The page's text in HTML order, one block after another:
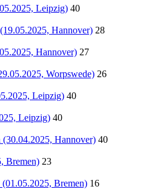
Leipzig) 40
Hannover) 28
Hannover) 27
Worpswede) 26
Leipzig) 40
Leipzig) 40
(30.04.2025, Hannover) 40
Bremen) 23
Bremen) 16